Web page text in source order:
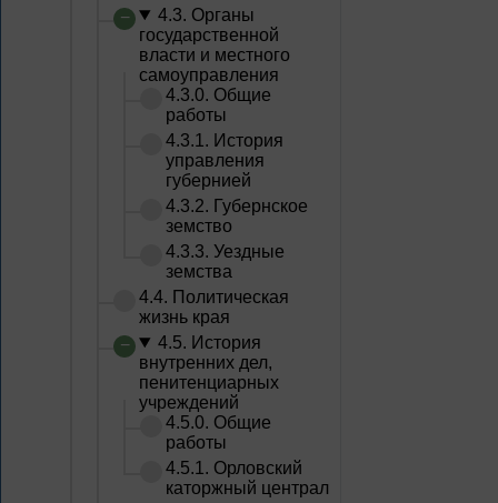
4.3. Органы
государственной
власти и местного
самоуправления
4.3.0. Общие
работы
4.3.1. История
управления
губернией
4.3.2. Губернское
земство
4.3.3. Уездные
земства
4.4. Политическая
жизнь края
4.5. История
внутренних дел,
пенитенциарных
учреждений
4.5.0. Общие
работы
4.5.1. Орловский
каторжный централ